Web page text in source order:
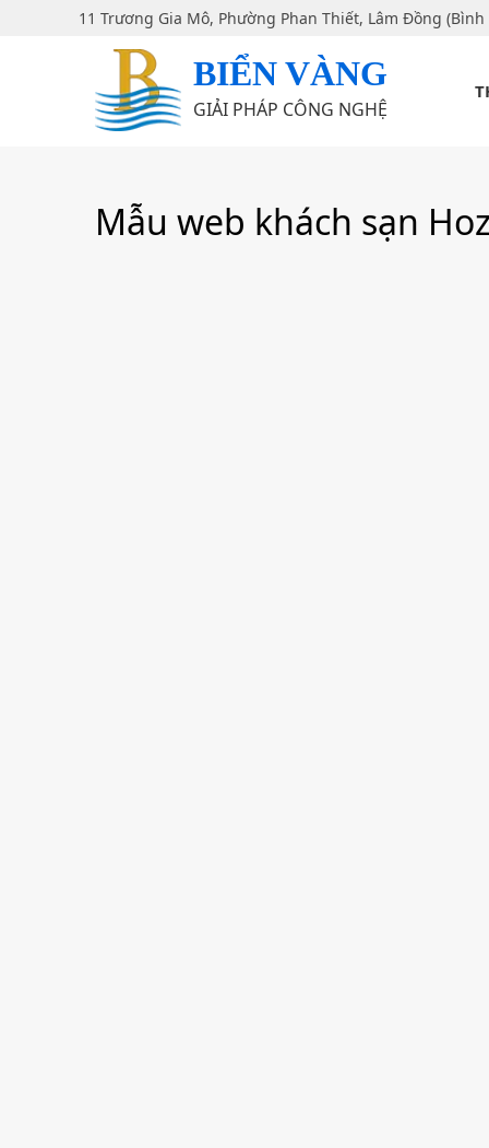
11 Trương Gia Mô, Phường Phan Thiết, Lâm Đồng (Bình
BIỂN VÀNG
GIẢI PHÁP CÔNG NGHỆ
Mẫu web khách sạn